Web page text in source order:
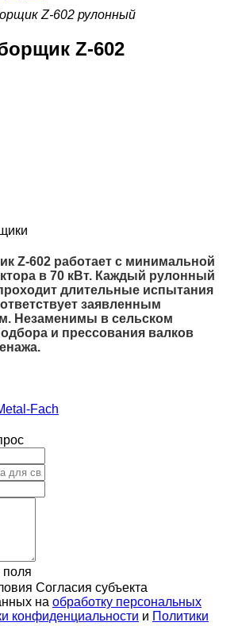
Z-602 рулонный
Z-602
Z-602 работает с минимальной
в 70 кВт. Каждый рулонный
длительные испытания
заявленным
Незаменимы в сельском
и прессования валков
Fach
поля
Согласия субъекта
на обработку персональных
конфиденциальности и Политики